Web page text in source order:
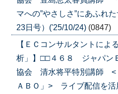
マへの”やさしさ”にあふれ
23日号）('25/10/24) (0847)
【ＥＣコンサルタントによ
析」】□□４６８ ジャパン
協会 清水将平特別講師 <
ＡＢＯ」> ライブ配信を活